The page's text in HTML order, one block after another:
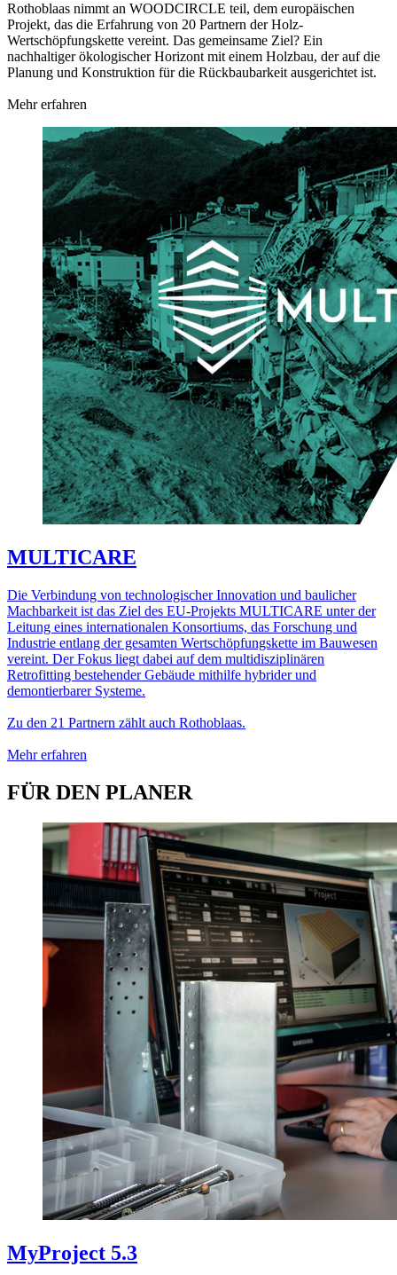
Rothoblaas nimmt an WOODCIRCLE teil, dem europäischen
Projekt, das die Erfahrung von 20 Partnern der Holz-
Wertschöpfungskette vereint. Das gemeinsame Ziel? Ein
nachhaltiger ökologischer Horizont mit einem Holzbau, der auf die
Planung und Konstruktion für die Rückbaubarkeit ausgerichtet ist.
Mehr erfahren
MULTICARE
Die Verbindung von technologischer Innovation und baulicher
Machbarkeit ist das Ziel des EU-Projekts MULTICARE unter der
Leitung eines internationalen Konsortiums, das Forschung und
Industrie entlang der gesamten Wertschöpfungskette im Bauwesen
vereint. Der Fokus liegt dabei auf dem multidisziplinären
Retrofitting bestehender Gebäude mithilfe hybrider und
demontierbarer Systeme.
Zu den 21 Partnern zählt auch Rothoblaas.
Mehr erfahren
FÜR DEN PLANER
MyProject 5.3